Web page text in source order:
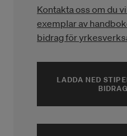
Kontakta oss om du
exemplar av
bidrag för
LADDA NED
BIDRAG